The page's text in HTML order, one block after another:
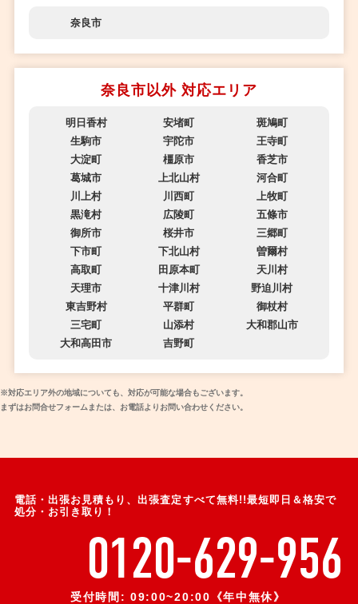
奈良市
奈良市以外 対応エリア
明日香村 安堵町
斑鳩町
生駒市
宇陀市
王寺町
大淀町
橿原市
香芝市
葛城市
上北山村
河合町
川上村
川西町
上牧町
黒滝村
広陵町
五條市
御所市
桜井市
三郷町
下市町
下北山村
曽爾村
高取町
田原本町
天川村
天理市
十津川村
野迫川村
東吉野村
平群町
御杖村
三宅町
山添村
大和郡山市
大和高田市
吉野町
※対応エリア外の地域についても、対応が可能な場合もございます。
まずはお問合せフォームまたは、お電話よりお問い合わせください。
電話・出張お見積もり、出張査定すべて無料!!最短即日＆格安で
処分・お引き取り！
0120-629-956
受付時間: 09:00~20:00《年中無休》